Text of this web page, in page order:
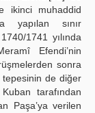
ikinci muhaddid
yapılan sınır
1741 yılında
Efendi’nin
sonra
de diğer
tarafından
Paşa’ya verilen